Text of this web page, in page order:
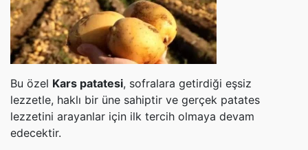
Bu özel Kars patatesi, sofralara getirdiği eşsiz
lezzetle, haklı bir üne sahiptir ve gerçek patates
lezzetini arayanlar için ilk tercih olmaya devam
edecektir.